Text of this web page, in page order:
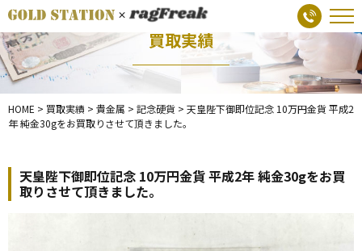
買取実績
HOME > 買取実績 > 貴金属 > 記念硬貨 > 天皇陛下御即位記念 10万円金貨 平成2
年 純金30gをお買取りさせて頂きました。
天皇陛下御即位記念 10万円金貨 平成2年 純金30gをお買
取りさせて頂きました。